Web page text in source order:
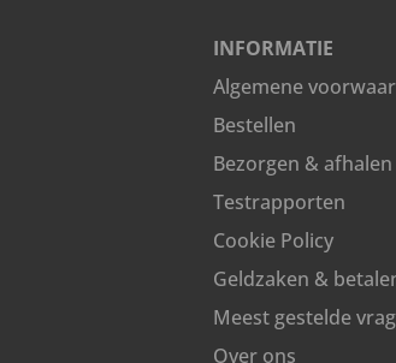
INFORMATIE
Algemene
Bestellen
Bezorgen & afhalen
Testrapporten
Cookie Policy
Geldzaken &
Meest gestelde
Over ons